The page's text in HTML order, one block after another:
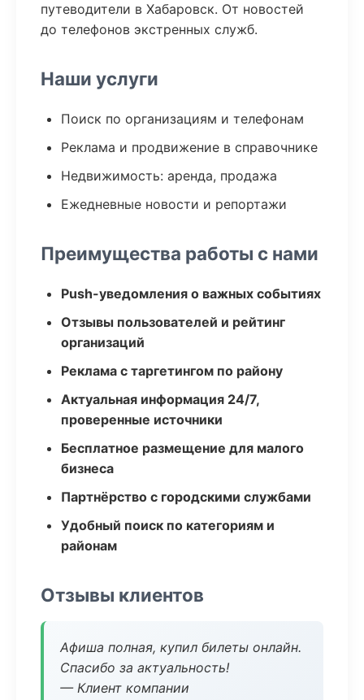
путеводители в Хабаровск. От новостей
до телефонов экстренных служб.
Наши услуги
Поиск по организациям и телефонам
Реклама и продвижение в справочнике
Недвижимость: аренда, продажа
Ежедневные новости и репортажи
Преимущества работы с нами
Push-уведомления о важных событиях
Отзывы пользователей и рейтинг
организаций
Реклама с таргетингом по району
Актуальная информация 24/7,
проверенные источники
Бесплатное размещение для малого
бизнеса
Партнёрство с городскими службами
Удобный поиск по категориям и
районам
Отзывы клиентов
Афиша полная, купил билеты онлайн.
Спасибо за актуальность!
— Клиент компании